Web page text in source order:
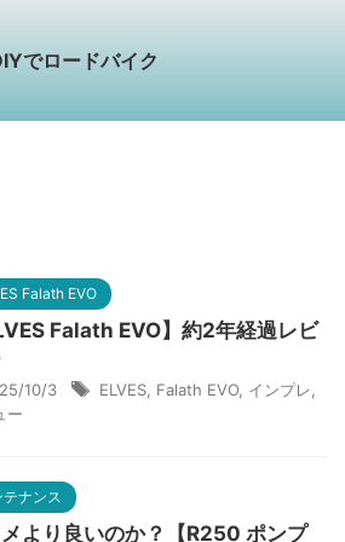
でロードバイク
Falath EVO
Falath EVO】約2年経過レビ
10/3 ELVES Falath EVO インプレ
ー
テナンス
メより良いのか？【R250 ポンプ